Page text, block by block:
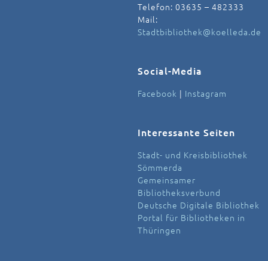
Telefon: 03635 – 482333
Mail:
Stadtbibliothek@koelleda.de
Social-Media
Facebook | Instagram
Interessante Seiten
Stadt- und Kreisbibliothek
Sömmerda
Gemeinsamer
Bibliotheksverbund
Deutsche Digitale Bibliothek
Portal für Bibliotheken in
Thüringen